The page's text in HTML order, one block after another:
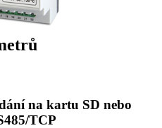
na kartu SD nebo
TCP